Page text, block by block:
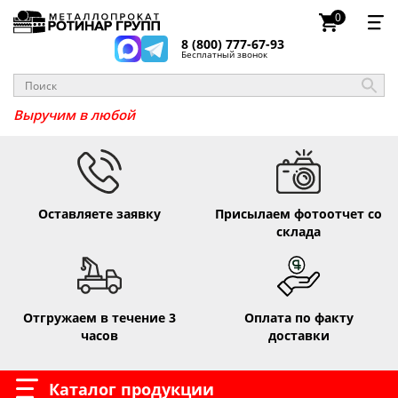
8 (800) 777-67-93
Бесплатный звонок
0
Выруч _
Оставляете заявку
Присылаем фотоотчет со
склада
Отгружаем в течение 3
часов
Оплата по факту
доставки
Каталог продукции